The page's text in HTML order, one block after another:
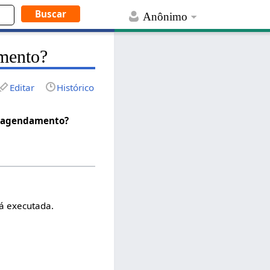
Anônimo
Editar Histórico
executada.